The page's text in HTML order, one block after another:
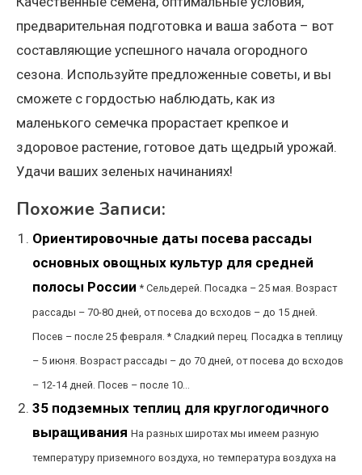
предварительная подготовка и ваша забота – вот
составляющие успешного начала огородного
сезона. Используйте предложенные советы, и вы
сможете с гордостью наблюдать, как из
маленького семечка прорастает крепкое и
здоровое растение, готовое дать щедрый урожай.
Удачи ваших зеленых начинаниях!
Похожие Записи:
Ориентировочные даты посева рассады
основных овощных культур для средней
полосы России * Сельдерей. Посадка – 25 мая. Возраст
рассады – 70-80 дней, от посева до всходов – до 15 дней.
Посев – после 25 февраля. * Сладкий перец. Посадка в теплицу
– 5 июня. Возраст рассады – до 70 дней, от посева до всходов
– 12-14 дней. Посев – после 10...
35 подземных теплиц для круглогодичного
выращивания На разных широтах мы имеем разную
температуру приземного воздуха, но температура воздуха на